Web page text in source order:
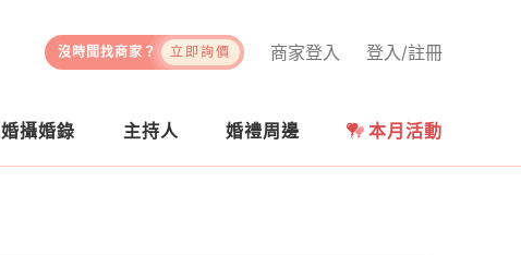
登入/註冊
商家登入
沒時間找商家？ 立即詢價
婚攝婚錄 主持人 婚禮周邊 本月活動